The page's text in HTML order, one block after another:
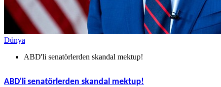
Dünya
ABD'li senatörlerden skandal mektup!
ABD'li senatörlerden skandal mektup!